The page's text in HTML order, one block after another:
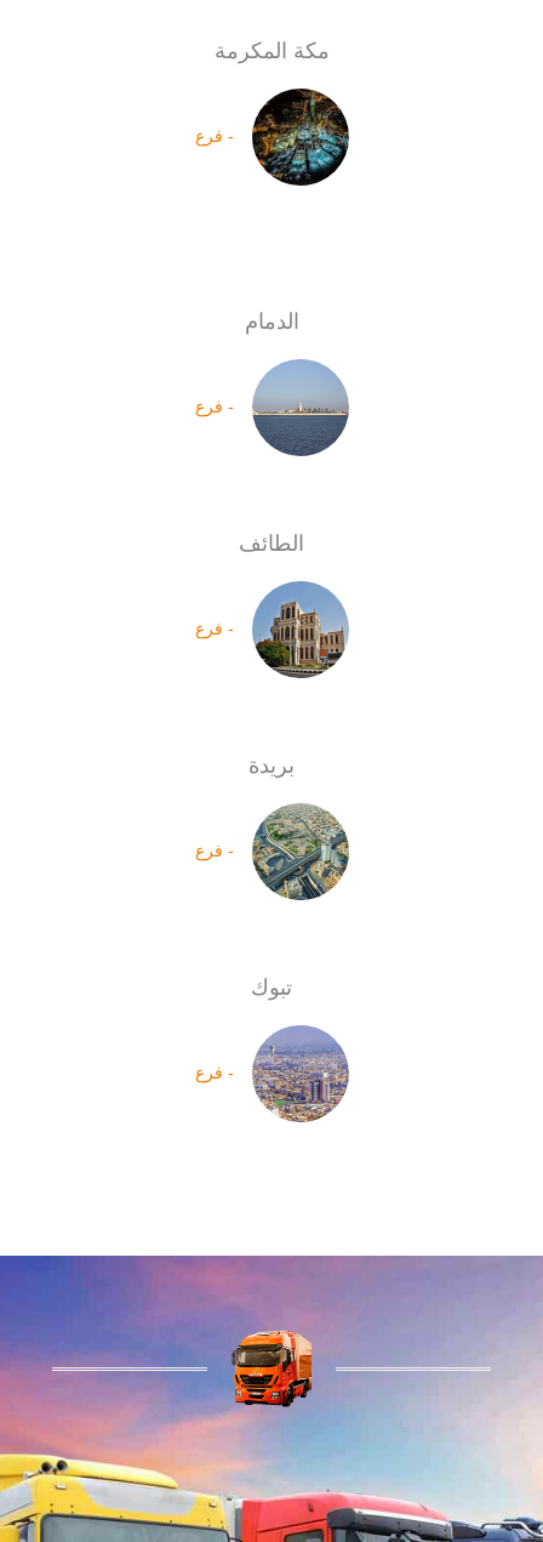
مكة المكرمة
- فرع
الدمام
- فرع
الطائف
- فرع
بريدة
- فرع
تبوك
- فرع